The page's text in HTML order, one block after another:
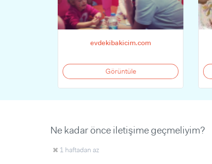
evdekibakicim.com
Görüntüle
Ne kadar önce iletişime geçmeliyim?
1 haftadan az